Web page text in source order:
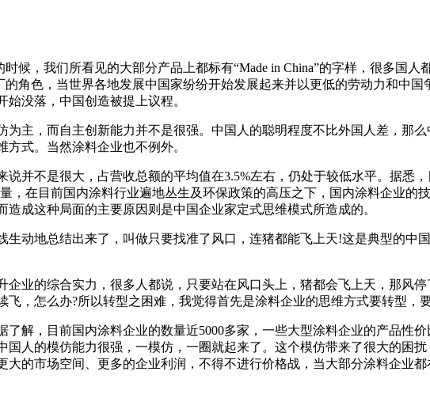
候，我们所看见的大部分产品上都标有“Made in China”的字样，很多国
角色，当世界各地发展中国家纷纷开始发展起来并以更低的劳动力和中国
没落，中国创造被提上议程。
主，而自主创新能力并不是很强。中国人的聪明程度不比外国人差，那
式。当然涂料企业也不例外。
并不是很大，占营收总额的平均值在3.5%左右，仍处于较低水平。据悉
，在目前国内涂料行业遍地丛生及环保政策的高压之下，国内涂料企业的
成这种局面的主要原因则是中国企业家定式思维模式所造成的。
动地总结出来了，叫做只要找准了风口，连猪都能飞上天!这是典型的中
业的综合实力，很多人都说，只要站在风口头上，猪都会飞上天，那风
，怎么办?所以转型之困难，我觉得首先是涂料企业的思维方式要转型，
解，目前国内涂料企业的数量近5000多家，一些大型涂料企业的产品性
人的模仿能力很强，一模仿，一圈就起来了。这个模仿带来了很大的困
的市场空间、更多的企业利润，不得不进行价格战，当大部分涂料企业